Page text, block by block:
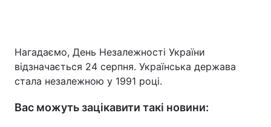
Нагадаємо, День Незалежності України
відзначається 24 серпня. Українська держава
стала незалежною у 1991 році.
Вас можуть зацікавити такі новини: